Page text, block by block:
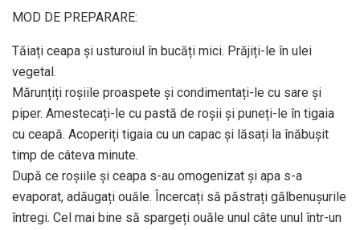
MOD DE PREPARARE:
Tăiați ceapa și usturoiul în bucăți mici. Prăjiți-le în ulei
vegetal.
Mărunțiți roșiile proaspete și condimentați-le cu sare și
piper. Amestecați-le cu pastă de roșii și puneți-le în tigaia
cu ceapă. Acoperiți tigaia cu un capac și lăsați la înăbușit
timp de câteva minute.
După ce roșiile și ceapa s-au omogenizat și apa s-a
evaporat, adăugați ouăle. Încercați să păstrați gălbenușurile
întregi. Cel mai bine să spargeți ouăle unul câte unul într-un